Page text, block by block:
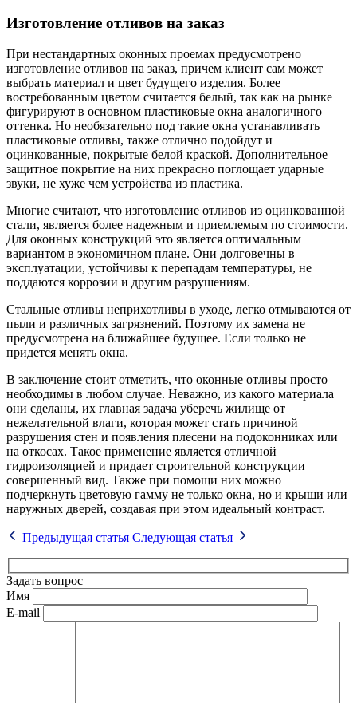
Изготовление отливов на заказ
При нестандартных оконных проемах предусмотрено
изготовление отливов на заказ, причем клиент сам может
выбрать материал и цвет будущего изделия. Более
востребованным цветом считается белый, так как на рынке
фигурируют в основном пластиковые окна аналогичного
оттенка. Но необязательно под такие окна устанавливать
пластиковые отливы, также отлично подойдут и
оцинкованные, покрытые белой краской. Дополнительное
защитное покрытие на них прекрасно поглощает ударные
звуки, не хуже чем устройства из пластика.
Многие считают, что изготовление отливов из оцинкованной
стали, является более надежным и приемлемым по стоимости.
Для оконных конструкций это является оптимальным
вариантом в экономичном плане. Они долговечны в
эксплуатации, устойчивы к перепадам температуры, не
поддаются коррозии и другим разрушениям.
Стальные отливы неприхотливы в уходе, легко отмываются от
пыли и различных загрязнений. Поэтому их замена не
предусмотрена на ближайшее будущее. Если только не
придется менять окна.
В заключение стоит отметить, что оконные отливы просто
необходимы в любом случае. Неважно, из какого материала
они сделаны, их главная задача уберечь жилище от
нежелательной влаги, которая может стать причиной
разрушения стен и появления плесени на подоконниках или
на откосах. Такое применение является отличной
гидроизоляцией и придает строительной конструкции
совершенный вид. Также при помощи них можно
подчеркнуть цветовую гамму не только окна, но и крыши или
наружных дверей, создавая при этом идеальный контраст.
Предыдущая статья Следующая статья
Задать вопрос
Имя
E-mail